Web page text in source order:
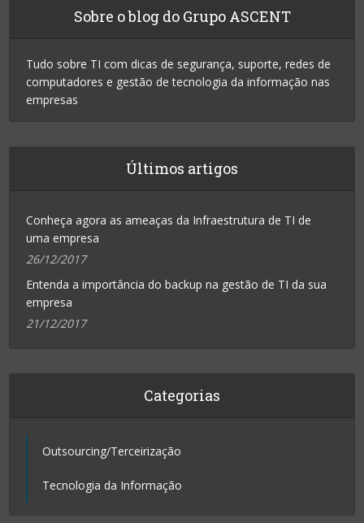
Sobre o blog do Grupo ASCENT
Tudo sobre TI com dicas de segurança, suporte, redes de
computadores e gestão de tecnologia da informação nas
empresas
Últimos artigos
Conheça agora as ameaças da Infraestrutura de TI de
uma empresa
26/12/2017
Entenda a importância do backup na gestão de TI da sua
empresa
21/12/2017
Categorias
Outsourcing/Terceirização
Tecnologia da Informação